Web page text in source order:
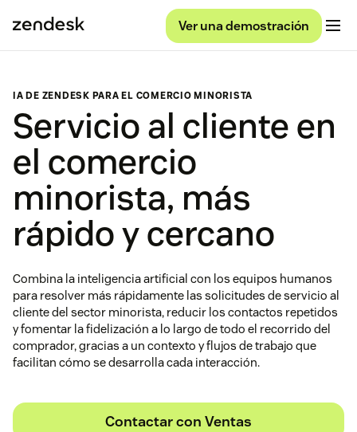
Ver una demostración
IA DE ZENDESK PARA EL COMERCIO MINORISTA
Servicio al cliente en
el comercio
minorista, más
rápido y cercano
Combina la inteligencia artificial con los equipos humanos
para resolver más rápidamente las solicitudes de servicio al
cliente del sector minorista, reducir los contactos repetidos
y fomentar la fidelización a lo largo de todo el recorrido del
comprador, gracias a un contexto y flujos de trabajo que
facilitan cómo se desarrolla cada interacción.
Contactar con Ventas